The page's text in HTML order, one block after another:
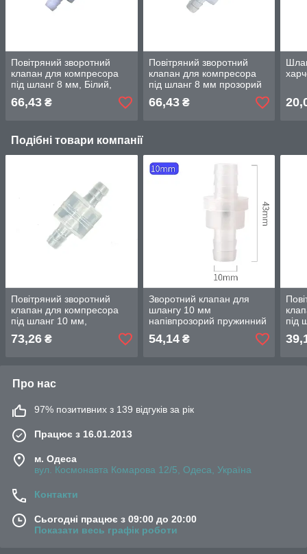
Повітряний зворотний
клапан для компресора
під шланг 8 мм, Білий,
пружинний тип
66,43 ₴
Повітряний зворотний
клапан для компресора
під шланг 8 мм прозорий
пружинний тип
66,43₴
Подібні товари компанії
Повітряний зворотний
клапан для компресора
під шланг 10 мм,
прозорий, пружинний тип
73,26 ₴
Зворотний клапан для
шлангу 10 мм
напівпрозорий пружинний
54,14₴
під
Про нас
97% позитивних з 139 відгуків за рік
Працює з 16.01.2013
м. Одеса
вул. Космонавта Комарова 12/5, Одеса, Україна
Контакти
Сьогодні працює з 09:00 до 20:00
Показати весь графік роботи